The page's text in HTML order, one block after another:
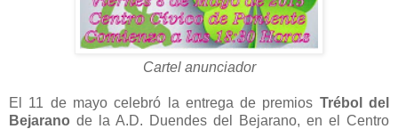
Cartel anunciador
El 11 de mayo celebró la entrega de premios Trébol del
Bejarano de la A.D. Duendes del Bejarano, en el Centro